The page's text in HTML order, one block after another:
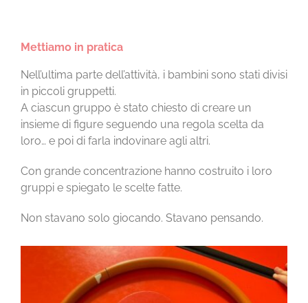
Mettiamo in pratica
Nell’ultima parte dell’attività, i bambini sono stati divisi
in piccoli gruppetti.
A ciascun gruppo è stato chiesto di creare un
insieme di figure seguendo una regola scelta da
loro… e poi di farla indovinare agli altri.
Con grande concentrazione hanno costruito i loro
gruppi e spiegato le scelte fatte.
Non stavano solo giocando. Stavano pensando.